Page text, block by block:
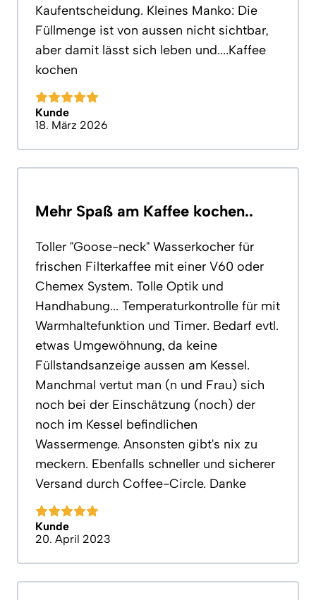
Kaufentscheidung. Kleines Manko: Die
Füllmenge ist von aussen nicht sichtbar,
aber damit lässt sich leben und....Kaffee
kochen
Kunde
18. März 2026
Mehr Spaß am Kaffee kochen..
Toller "Goose-neck" Wasserkocher für
frischen Filterkaffee mit einer V60 oder
Chemex System. Tolle Optik und
Handhabung... Temperaturkontrolle für mit
Warmhaltefunktion und Timer. Bedarf evtl.
etwas Umgewöhnung, da keine
Füllstandsanzeige aussen am Kessel.
Manchmal vertut man (n und Frau) sich
noch bei der Einschätzung (noch) der
noch im Kessel befindlichen
Wassermenge. Ansonsten gibt's nix zu
meckern. Ebenfalls schneller und sicherer
Versand durch Coffee-Circle. Danke
Kunde
20. April 2023